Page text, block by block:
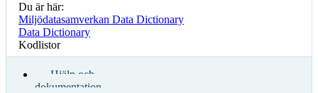
Du är här:
Miljödatasamverkan Data Dictionary
Data Dictionary
Kodlistor
Hjälp och
dokumentation